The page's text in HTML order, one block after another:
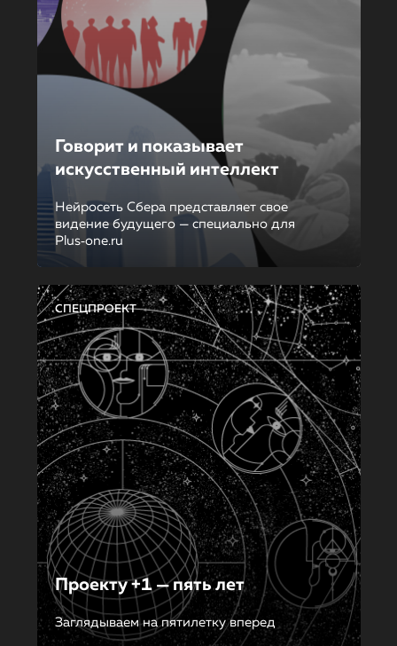
Говорит и показывает
искусственный интеллект
Нейросеть Сбера представляет свое
видение будущего — специально для
Plus‑one.ru
СПЕЦПРОЕКТ
Проекту +1 — пять лет
Заглядываем на пятилетку вперед